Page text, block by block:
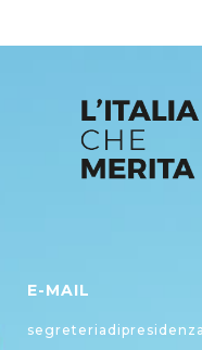
E-MAIL